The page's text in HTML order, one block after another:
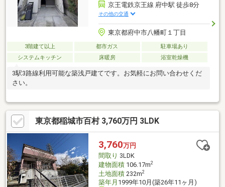
京王電鉄京王線 府中駅 徒歩8分
その他の交通
東京都府中市八幡町１丁目
3階建て以上 都市ガス
駐車場あり
システムキッチン
床暖房 浴室乾燥機
3駅3路線利用可能な築浅戸建てです。お気軽にお問い合わせくだ
さい。
東京都稲城市百村 3,760万円 3LDK
3,760万円
間取り 3LDK
建物面積106.17m2
土地面積232m2
築年月 1999年10月(築26年11ヶ月)